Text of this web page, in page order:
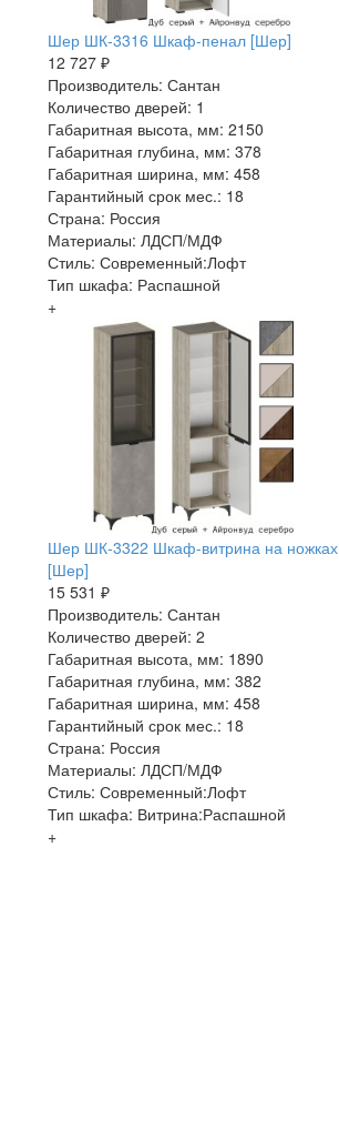
Шер ШК-3316 Шкаф-пенал [Шер]
12 727 ₽
Производитель: Сантан
Количество дверей: 1
Габаритная высота, мм: 2150
Габаритная глубина, мм: 378
Габаритная ширина, мм: 458
Гарантийный срок мес.: 18
Страна: Россия
Материалы: ЛДСП/МДФ
Стиль: Современный:Лофт
Тип шкафа: Распашной
+
Шер ШК-3322 Шкаф-витрина на ножках
[Шер]
15 531 ₽
Производитель: Сантан
Количество дверей: 2
Габаритная высота, мм: 1890
Габаритная глубина, мм: 382
Габаритная ширина, мм: 458
Гарантийный срок мес.: 18
Страна: Россия
Материалы: ЛДСП/МДФ
Стиль: Современный:Лофт
Тип шкафа: Витрина:Распашной
+